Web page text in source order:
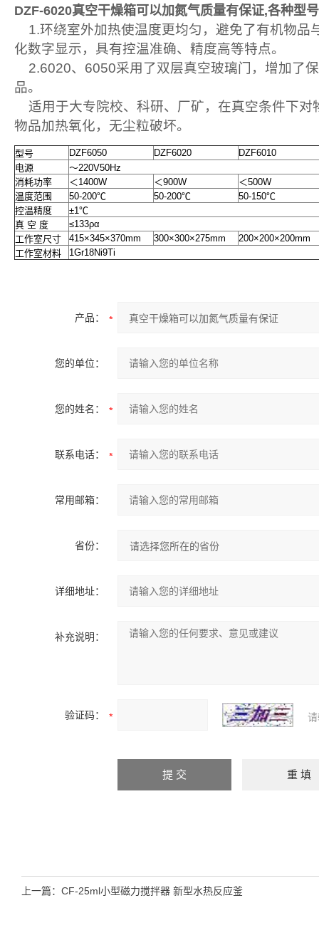
DZF-6020真空干燥箱可以加氮气质量有保证,各种型
1.环绕室外加热使温度更均匀，避免了有机物品
化数字显示，具有控温准确、精度高等特点。
2.6020、6050采用了双层真空玻璃门，增加了
品。
适用于大专院校、科研、厂矿，在真空条件下对
物品加热氧化，无尘粒破坏。
型号 DZF6050 DZF6020
DZF6010
电源
～220V50Hz
消耗功率
＜1400W ＜900W
＜500W
温度范围
50-200℃ 50-200℃
50-150℃
控温精度
±1℃
真 空 度
≤133ρα
工作室尺寸
415×345×370mm 300×300×275mm
200×200×200mm
工作室材料
1Gr18Ni9Ti
产品：
您的单位：
您的姓名：
联系电话：
常用邮箱：
省份：
详细地址：
补充说明：
验证码：
上一篇： CF-25ml小型磁力搅拌器 新型水热反应釜